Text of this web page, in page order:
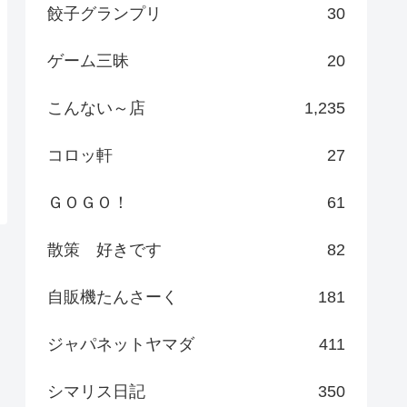
餃子グランプリ 30
ゲーム三昧 20
こんない～店 1,235
コロッ軒 27
ＧＯＧＯ！ 61
散策 好きです 82
自販機たんさーく 181
ジャパネットヤマダ 411
シマリス日記 350